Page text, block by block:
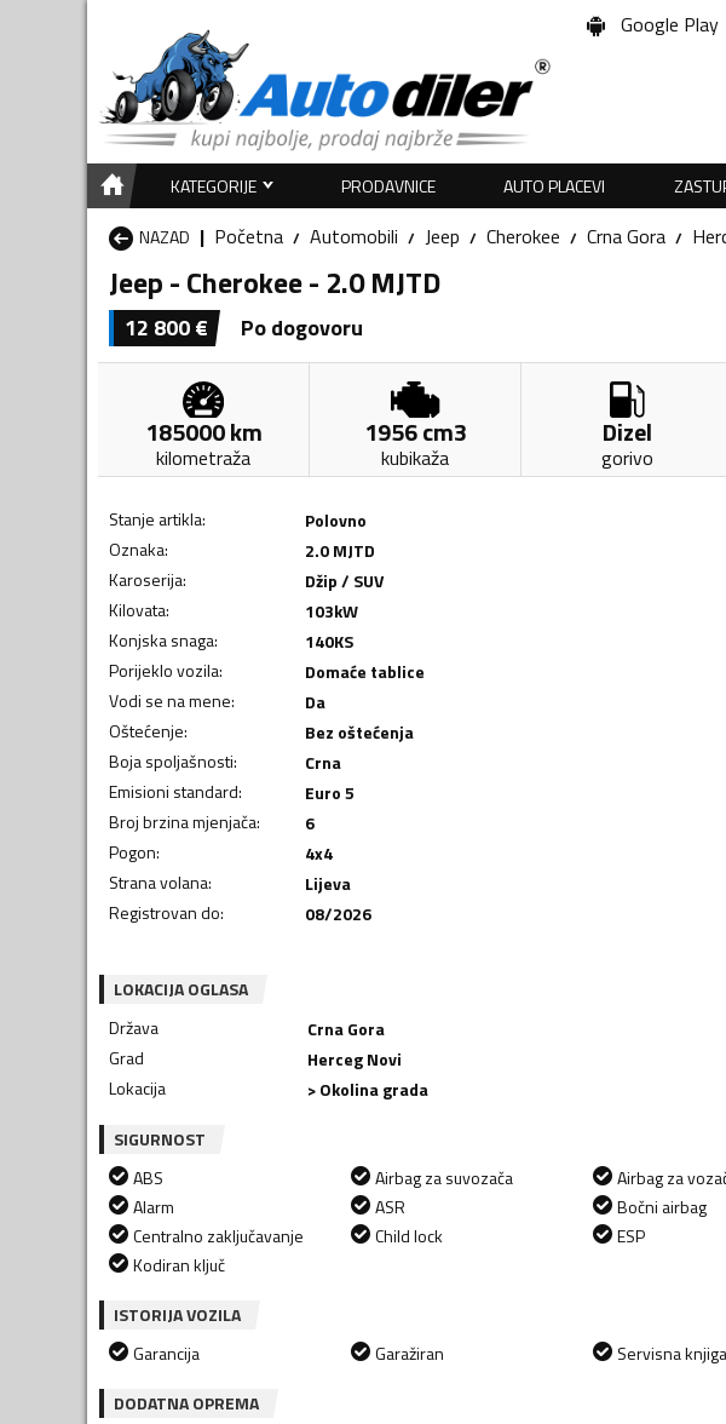
Google Play
KATEGORIJE PRODAVNICE AUTO PLACEVI
NAZAD
Početna Automobili Jeep Cherokee Crna Gora
Jeep - Cherokee - 2.0 MJTD
12 800€ Po dogovoru
185000km
kilometraža
1956cm3
kubikaža
Dizel
gorivo
Stanje artikla:
Polovno
Oznaka:
2.0 MJTD
Karoserija:
Džip / SUV
Kilovata: 103kW
Konjska snaga: 140KS
Porijeklo vozila:
Domaće tablice
Vodi se na mene:
Da
Oštećenje:
Bez oštećenja
Boja spoljašnosti:
Crna
Emisioni standard:
Euro 5
Broj brzina mjenjača:
6
Pogon:
4x4
Strana volana:
Lijeva
Registrovan do: 08/2026
LOKACIJA OGLASA
Država
Crna Gora
Grad
Herceg Novi
Lokacija
> Okolina grada
SIGURNOST
ABS
Alarm
Centralno zaključavanje
Kodiran ključ
Airbag za suvozača
ASR
Child lock
Airbag za
Bočni airbag
ESP
ISTORIJA VOZILA
Garancija
Garažiran
Servisna knjiga
DODATNA OPREMA